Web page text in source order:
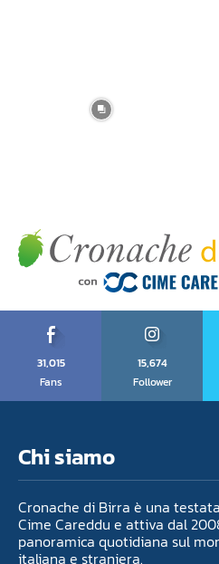
31,015
Fans
15,674
Follower
Chi siamo
Cronache di Birra è una
Cime Careddu e attiva dal
panoramica quotidiana sul
italiana e straniera.